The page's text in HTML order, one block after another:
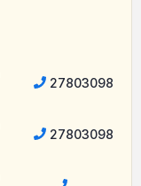
27803098
27803098